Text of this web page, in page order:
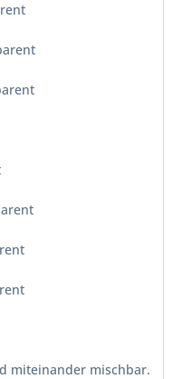
miteinander mischbar.